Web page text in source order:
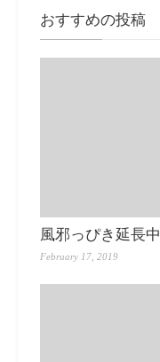
おすすめの投稿
風邪っぴき延長中
February 17, 2019